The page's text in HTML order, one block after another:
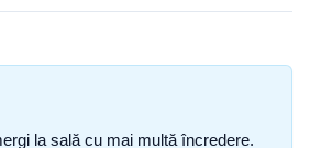
la sală cu mai multă încredere.